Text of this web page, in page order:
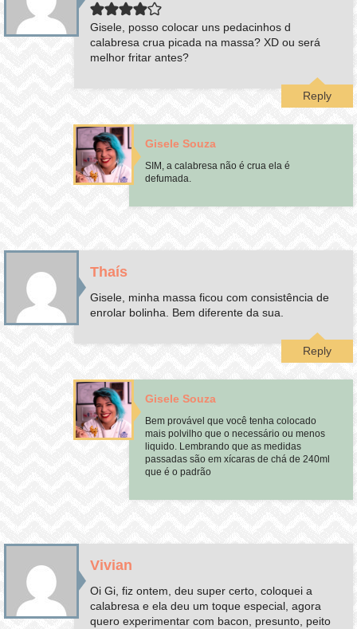
Gisele, posso colocar uns pedacinhos d
calabresa crua picada na massa? XD ou será
melhor fritar antes?
Reply
Gisele Souza
SIM, a calabresa não é crua ela é
defumada.
Thaís
Gisele, minha massa ficou com consistência de
enrolar bolinha. Bem diferente da sua.
Reply
Gisele Souza
Bem provável que você tenha colocado
mais polvilho que o necessário ou menos
liquido. Lembrando que as medidas
passadas são em xícaras de chá de 240ml
que é o padrão
Vivian
Oi Gi, fiz ontem, deu super certo, coloquei a
calabresa e ela deu um toque especial, agora
quero experimentar com bacon, presunto, peito